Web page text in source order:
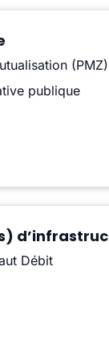
(PMZ)
publique
Débit